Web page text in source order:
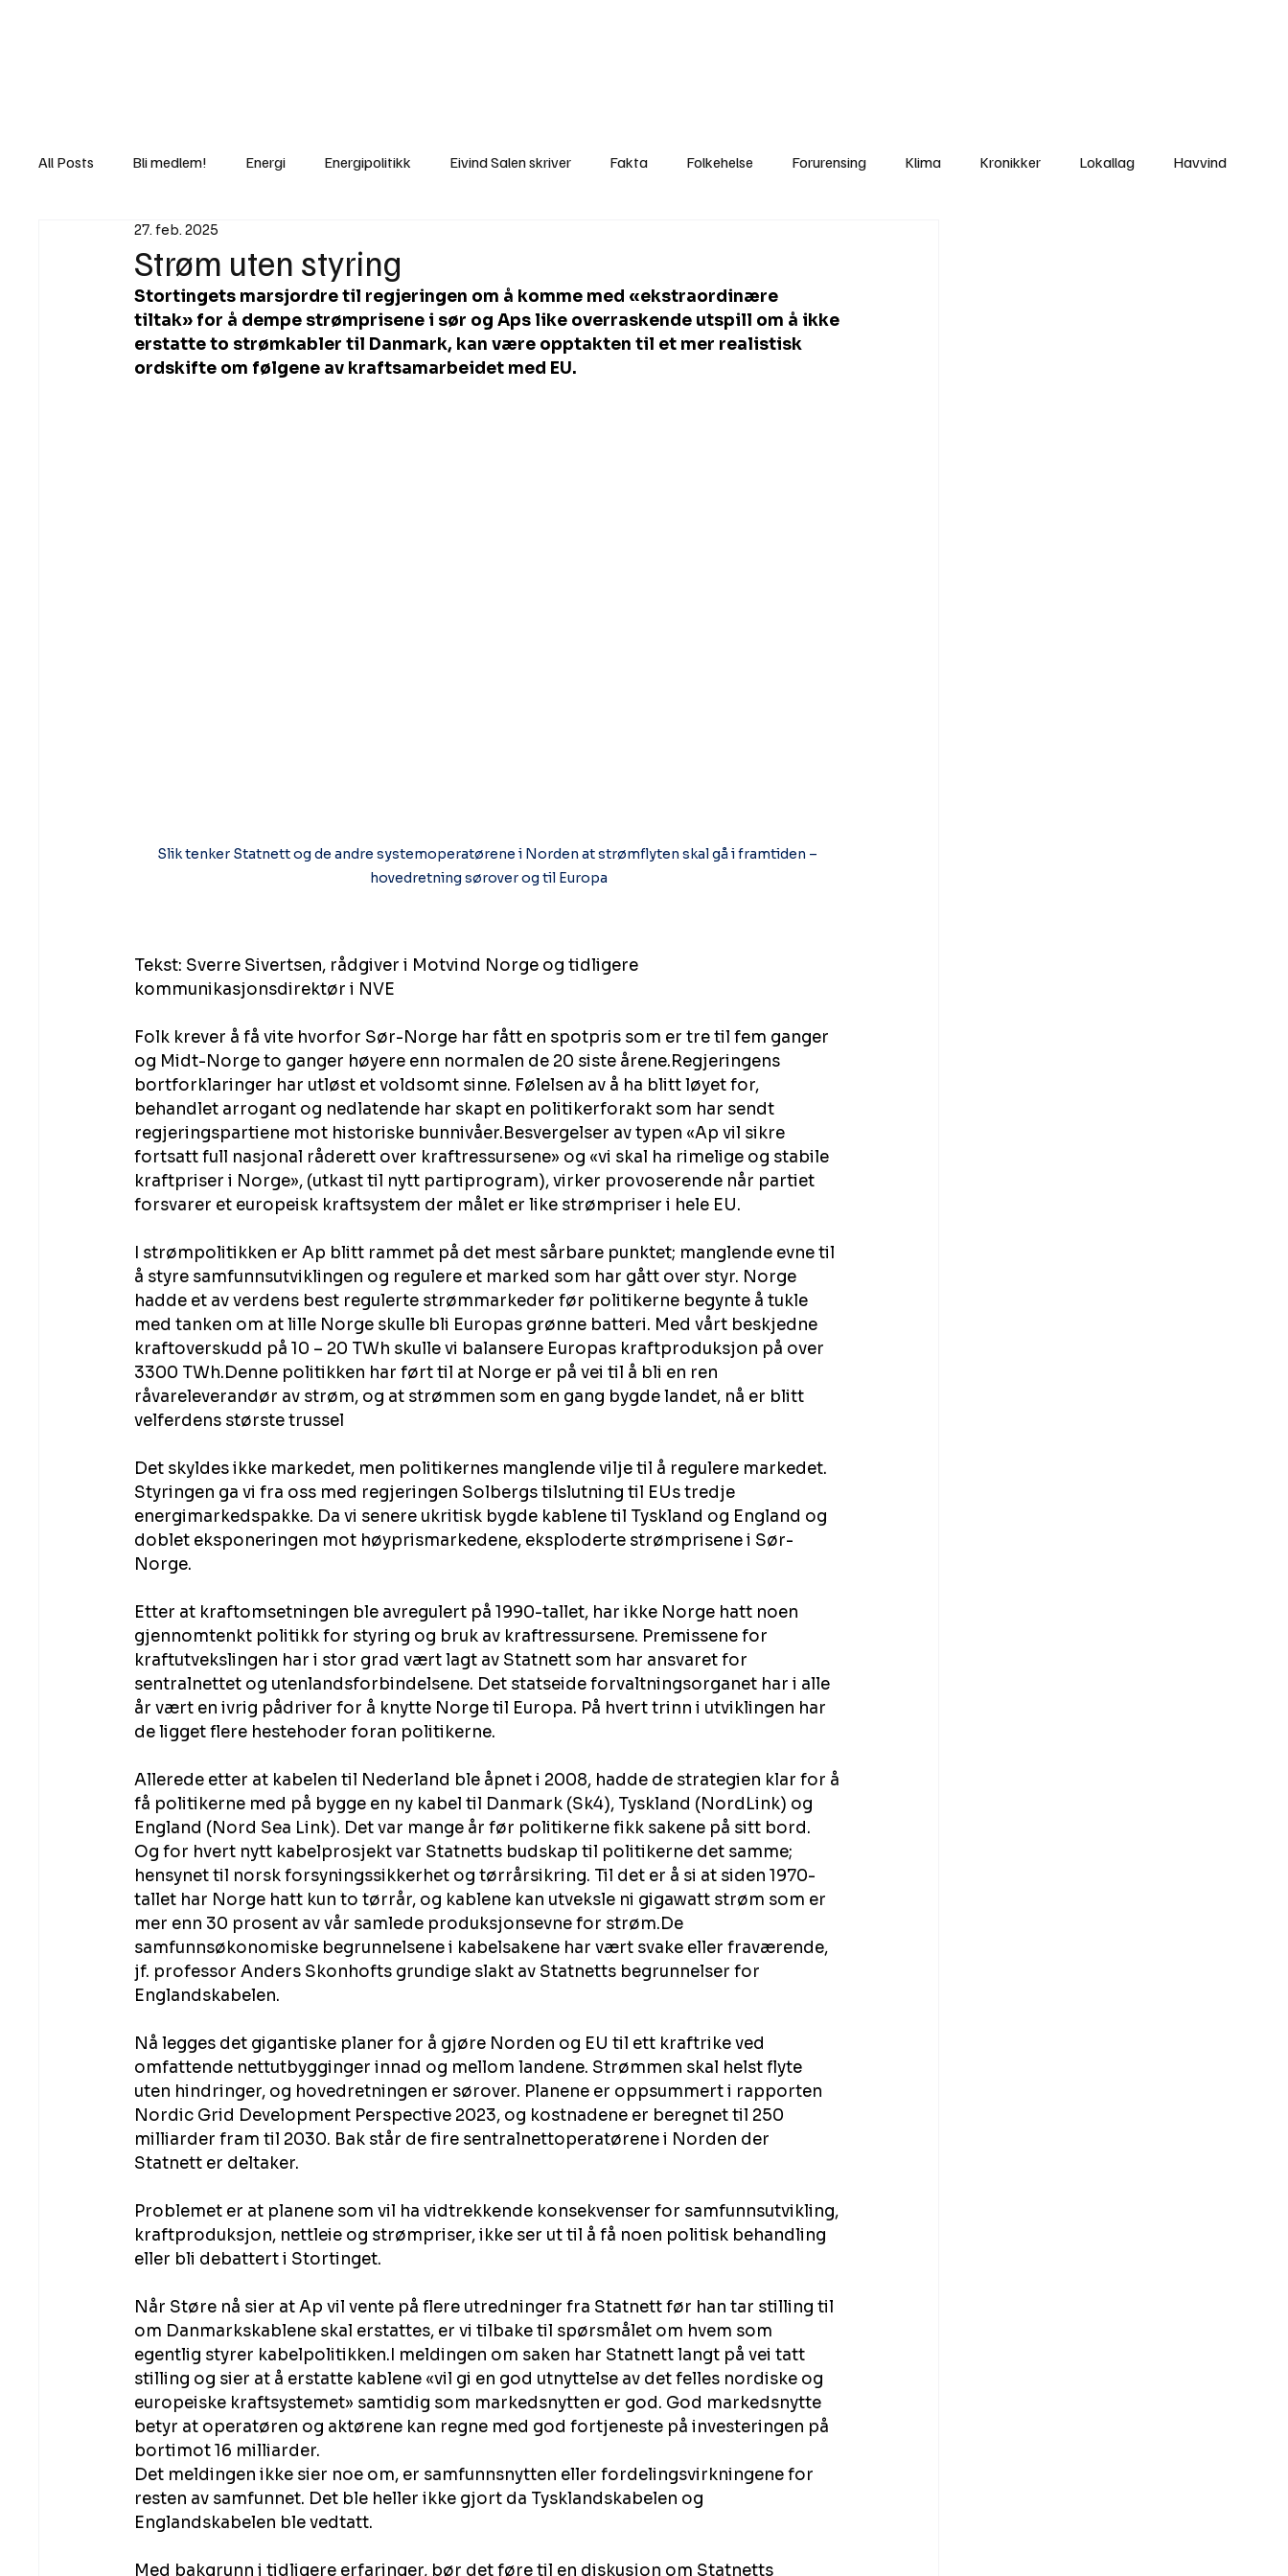
All Posts Bli medlem! Energi Energipolitikk Eivind Salen skriver Fakta Folkehelse Forurensing Klima Kronikker Lokallag Havvind
Lov og rett Lovbrudd
Rettslige skritt i Klartekst Ukens innlegg Utvalgte artikler Gaute forklarer Fakta om vindkraft
Strøm uten styring
27. feb. 2025
Stortingets marsjordre til regjeringen om å komme med «ekstraordinære
tiltak» for å dempe strømprisene i sør og Aps like overraskende utspill om å ikke
erstatte to strømkabler til Danmark, kan være opptakten til et mer realistisk
ordskifte om følgene av kraftsamarbeidet med EU.
Slik tenker Statnett og de andre systemoperatørene i Norden at strømflyten skal gå i framtiden –
hovedretning sørover og til Europa
Tekst: Sverre Sivertsen, rådgiver i Motvind Norge og tidligere
kommunikasjonsdirektør i NVE
Folk krever å få vite hvorfor Sør-Norge har fått en spotpris som er tre til fem ganger
og Midt-Norge to ganger høyere enn normalen de 20 siste årene.Regjeringens
bortforklaringer har utløst et voldsomt sinne. Følelsen av å ha blitt løyet for,
behandlet arrogant og nedlatende har skapt en politikerforakt som har sendt
regjeringspartiene mot historiske bunnivåer.Besvergelser av typen «Ap vil sikre
fortsatt full nasjonal råderett over kraftressursene» og «vi skal ha rimelige og stabile
kraftpriser i Norge», (utkast til nytt partiprogram), virker provoserende når partiet
forsvarer et europeisk kraftsystem der målet er like strømpriser i hele EU.
I strømpolitikken er Ap blitt rammet på det mest sårbare punktet; manglende evne til
å styre samfunnsutviklingen og regulere et marked som har gått over styr. Norge
hadde et av verdens best regulerte strømmarkeder før politikerne begynte å tukle
med tanken om at lille Norge skulle bli Europas grønne batteri. Med vårt beskjedne
kraftoverskudd på 10 – 20 TWh skulle vi balansere Europas kraftproduksjon på over
3300 TWh.Denne politikken har ført til at Norge er på vei til å bli en ren
råvareleverandør av strøm, og at strømmen som en gang bygde landet, nå er blitt
velferdens største trussel
Det skyldes ikke markedet, men politikernes manglende vilje til å regulere markedet.
Styringen ga vi fra oss med regjeringen Solbergs tilslutning til EUs tredje
energimarkedspakke. Da vi senere ukritisk bygde kablene til Tyskland og England og
doblet eksponeringen mot høyprismarkedene, eksploderte strømprisene i Sør-
Norge.
Etter at kraftomsetningen ble avregulert på 1990-tallet, har ikke Norge hatt noen
gjennomtenkt politikk for styring og bruk av kraftressursene. Premissene for
kraftutvekslingen har i stor grad vært lagt av Statnett som har ansvaret for
sentralnettet og utenlandsforbindelsene. Det statseide forvaltningsorganet har i alle
år vært en ivrig pådriver for å knytte Norge til Europa. På hvert trinn i utviklingen har
de ligget flere hestehoder foran politikerne.
Allerede etter at kabelen til Nederland ble åpnet i 2008, hadde de strategien klar for å
få politikerne med på bygge en ny kabel til Danmark (Sk4), Tyskland (NordLink) og
England (Nord Sea Link). Det var mange år før politikerne fikk sakene på sitt bord.
Og for hvert nytt kabelprosjekt var Statnetts budskap til politikerne det samme;
hensynet til norsk forsyningssikkerhet og tørrårsikring. Til det er å si at siden 1970-
tallet har Norge hatt kun to tørrår, og kablene kan utveksle ni gigawatt strøm som er
mer enn 30 prosent av vår samlede produksjonsevne for strøm.De
samfunnsøkonomiske begrunnelsene i kabelsakene har vært svake eller fraværende,
jf. professor Anders Skonhofts grundige slakt av Statnetts begrunnelser for
Englandskabelen.
Nå legges det gigantiske planer for å gjøre Norden og EU til ett kraftrike ved
omfattende nettutbygginger innad og mellom landene. Strømmen skal helst flyte
uten hindringer, og hovedretningen er sørover. Planene er oppsummert i rapporten
Nordic Grid Development Perspective 2023, og kostnadene er beregnet til 250
milliarder fram til 2030. Bak står de fire sentralnettoperatørene i Norden der
Statnett er deltaker.
Problemet er at planene som vil ha vidtrekkende konsekvenser for samfunnsutvikling,
kraftproduksjon, nettleie og strømpriser, ikke ser ut til å få noen politisk behandling
eller bli debattert i Stortinget.
Når Støre nå sier at Ap vil vente på flere utredninger fra Statnett før han tar stilling til
om Danmarkskablene skal erstattes, er vi tilbake til spørsmålet om hvem som
egentlig styrer kabelpolitikken.I meldingen om saken har Statnett langt på vei tatt
stilling og sier at å erstatte kablene «vil gi en god utnyttelse av det felles nordiske og
europeiske kraftsystemet» samtidig som markedsnytten er god. God markedsnytte
betyr at operatøren og aktørene kan regne med god fortjeneste på investeringen på
bortimot 16 milliarder.
Det meldingen ikke sier noe om, er samfunnsnytten eller fordelingsvirkningene for
resten av samfunnet. Det ble heller ikke gjort da Tysklandskabelen og
Englandskabelen ble vedtatt.
Med bakgrunn i tidligere erfaringer, bør det føre til en diskusjon om Statnetts